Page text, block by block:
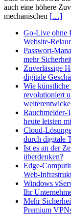
auch eine höhere
mechanischen […]
Go-Live ohne
Website-
Passwort-
mehr
Zuverlässige
digitale
Wie künstliche
revolutioniert
Rauchmelder-
heute leisten
Cloud-
durch digitale
Ist es an der
überdenken?
Edge-
Web-
Windows
Ihr
Mehr
Premium